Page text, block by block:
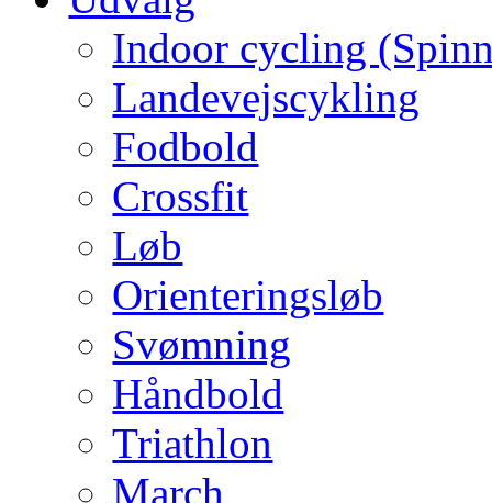
Indoor cycling
Landevejscykling
Fodbold
Crossfit
Løb
Orienteringsløb
Svømning
Håndbold
Triathlon
March